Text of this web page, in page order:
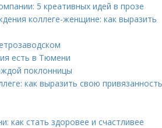
5 креативных идей в прозе
коллеге-женщине: как выразить
есть в Тюмени
поклонницы
как выразить свою
как стать здоровее и счастливее